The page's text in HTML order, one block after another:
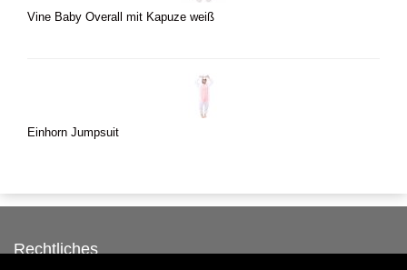
Vine Baby Overall mit Kapuze weiß
Einhorn Jumpsuit
Rechtliches